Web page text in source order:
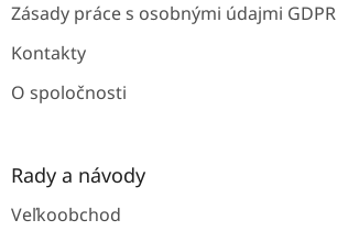
Zásady práce s osobnými údajmi GDPR
Kontakty
O spoločnosti
Rady a návody
Veľkoobchod